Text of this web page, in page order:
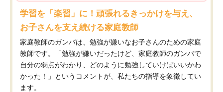
学習を「楽習」に！頑張れるきっかけを与え、
お子さんを支え続ける家庭教師
家庭教師のガンバは、勉強が嫌いなお子さんのための家庭
教師です。「勉強が嫌いだったけど、家庭教師のガンバで
自分の弱点がわかり、どのように勉強していけばいいかわ
かった！」というコメントが、私たちの指導を象徴してい
ます。